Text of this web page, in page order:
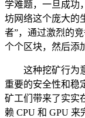
学难题，一旦成功
坊网络这个庞大的
者”，通过激烈的
个个区块，然后添
这种挖矿行为
重要的安全性和稳
矿工们带来了实实
赖 CPU 和 GPU